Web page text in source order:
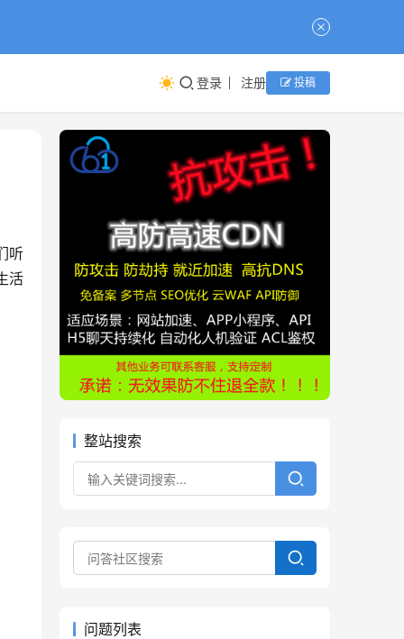
登录 注册 投稿
听
活
整站搜索
问题列表